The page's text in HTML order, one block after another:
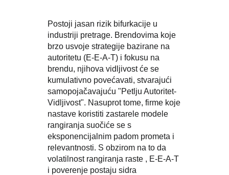
Postoji jasan rizik bifurkacije u
industriji pretrage. Brendovima koje
brzo usvoje strategije bazirane na
autoritetu (E-E-A-T) i fokusu na
brendu, njihova vidljivost će se
kumulativno povećavati, stvarajući
samopojačavajuću "Petlju Autoritet-
Vidljivost". Nasuprot tome, firme koje
nastave koristiti zastarele modele
rangiranja suočiće se s
eksponencijalnim padom prometa i
relevantnosti. S obzirom na to da
volatilnost rangiranja raste , E-E-A-T
i poverenje postaju sidra